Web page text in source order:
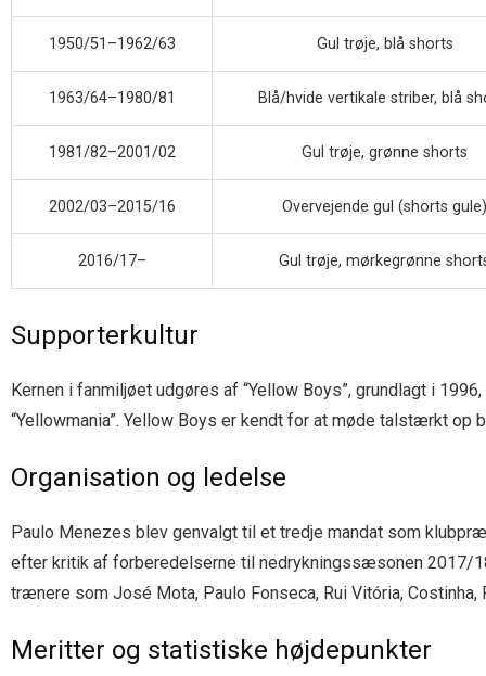
1950/51–1962/63 Gul trøje, blå shorts
1963/64–1980/81 Blå/hvide vertikale striber, blå
1981/82–2001/02 Gul trøje, grønne shorts
2002/03–2015/16 Overvejende gul (shorts gule)
2016/17– Gul trøje, mørkegrønne
Supporterkultur
Kernen i fanmiljøet udgøres af “Yellow Boys”, grundlagt i
“Yellowmania”. Yellow Boys er kendt for at møde talstærkt
Organisation og ledelse
Paulo Menezes blev genvalgt til et tredje mandat som
efter kritik af forberedelserne til nedrykningssæsonen 2017/
trænere som José Mota, Paulo Fonseca, Rui Vitória,
Meritter og statistiske højdepunkter